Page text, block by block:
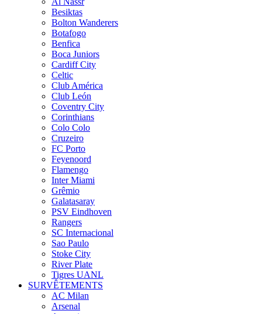
Besiktas
Bolton Wanderers
Botafogo
Benfica
Boca Juniors
Cardiff City
Celtic
Club América
Club León
Coventry City
Corinthians
Colo Colo
Cruzeiro
FC Porto
Feyenoord
Flamengo
Inter Miami
Grêmio
Galatasaray
PSV Eindhoven
Rangers
SC Internacional
Sao Paulo
Stoke City
River Plate
Tigres UANL
SURVÊTEMENTS
AC Milan
Arsenal